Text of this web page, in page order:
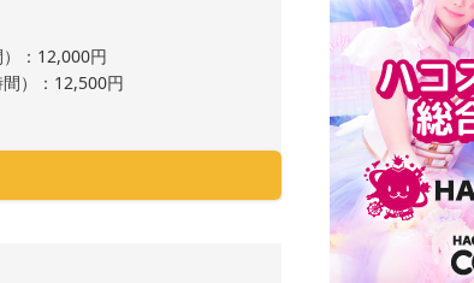
：12,000円
）：12,500円